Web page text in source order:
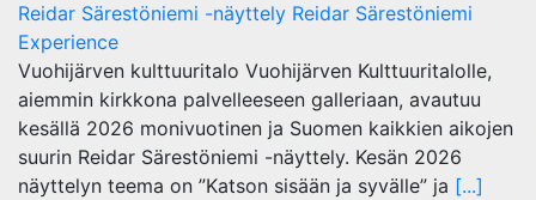
Reidar Särestöniemi -näyttely Reidar Särestöniemi
Experience
Vuohijärven kulttuuritalo Vuohijärven Kulttuuritalolle,
aiemmin kirkkona palvelleeseen galleriaan, avautuu
kesällä 2026 monivuotinen ja Suomen kaikkien aikojen
suurin Reidar Särestöniemi -näyttely. Kesän 2026
näyttelyn teema on ”Katson sisään ja syvälle” ja [...]